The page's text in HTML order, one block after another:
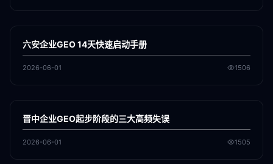
GEO
六安企业GEO 14天快速启动手册
2026-06-01 1506
GEO
晋中企业GEO起步阶段的三大高频失误
2026-06-01 1505